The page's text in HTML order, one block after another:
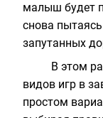
малыш будет
снова
запутанных
В этом
видов игр в
простом